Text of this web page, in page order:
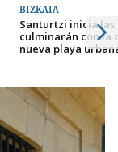
BIZKAIA
Santurtzi inicia las
culminarán con la
nueva playa